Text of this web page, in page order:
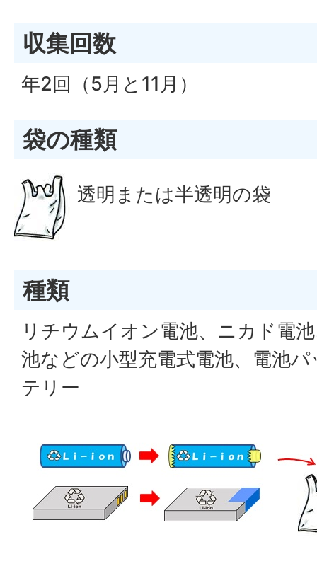
収集回数
年2回（5月と11月）
袋の種類
透明または半透明の袋
種類
リチウムイオン電池、ニカド電
池などの小型充電式電池、電池
テリー